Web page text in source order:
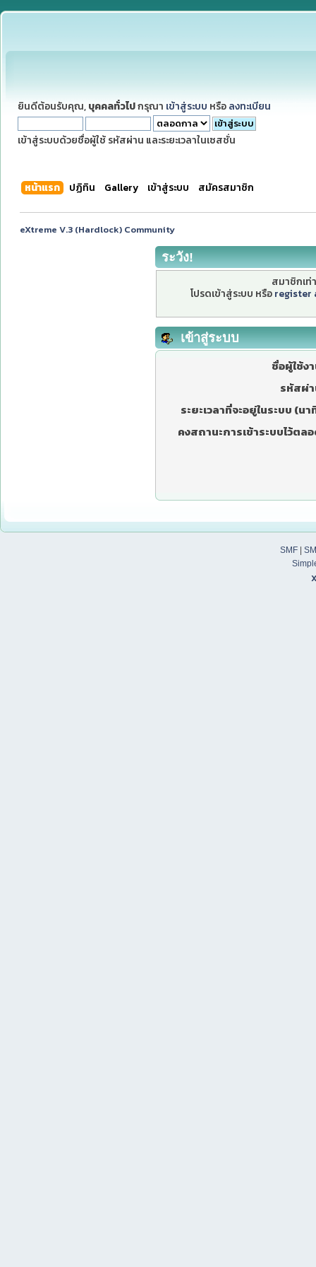
ยินดีต้อนรับคุณ, บุคคลทั่วไปกรุณา เข้าสู่ระบบ หรือ ลงทะเบียน
เข้าสู่ระบบด้วยชื่อผู้ใช้ รหัสผ่าน และระยะเวลาในเซสชั่น
หน้าแรก ปฏิทิน Gallery เข้าสู่ระบบ สมัครสมาชิก
eXtreme V.3 (Hardlock) Community
ระวัง!
สมาชิกเท่
โปรดเข้าสู่ระบบ หรือ register
เข้าสู่ระบบ
ชื่อผู้ใช้ง
รหัสผ่
ระยะเวลาที่จะอยู่ในระบบ (นา
คงสถานะการเข้าระบบไว้ตล
SMF|